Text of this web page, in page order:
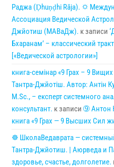
Раджа (Ḍhuṇḍhi Rāja). 🌣
Ассоциация Ведической
Джйотиш (МАВаДж). к записи
Бхаранам’ – классический
[«Ведической астрологии»]
книга-семінар «9 Грах – 9
Тантра-Джйотіш. Автор: Антін
M.Sc., – експерт системного
консультант. к записи ➈ Антон
книга «9 Грах — 9 Высших Сил
☸ ШколаВедаврата —
Тантра-Джйотиш. | Аюрведа и
здоровье, счастье, долголетие.